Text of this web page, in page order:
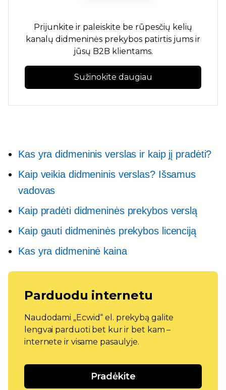
Prijunkite ir paleiskite be rūpesčių kelių
kanalų didmeninės prekybos patirtis jums ir
jūsų B2B klientams.
Sužinokite daugiau
Kas yra didmeninis verslas ir kaip jį pradėti?
Kaip veikia didmeninis verslas? Išsamus
vadovas
Kaip pradėti didmeninės prekybos verslą
Kaip gauti didmeninės prekybos licenciją
Kas yra didmeninė kaina
Parduodu internetu
Naudodami „Ecwid“ el. prekybą galite
lengvai parduoti bet kur ir bet kam –
internete ir visame pasaulyje.
Pradėkite